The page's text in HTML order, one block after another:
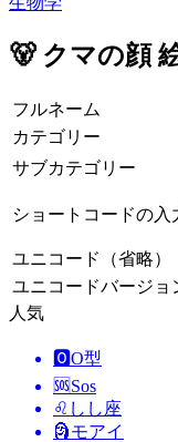
🐻 クマの顔
フルネーム
カテゴリー
サブカテゴリー
ショートコードの入
ユニコード（省略）
ユニコードバージョ
人気
🅾️O型
🆘Sos
♌ しし座
🗿モアイ